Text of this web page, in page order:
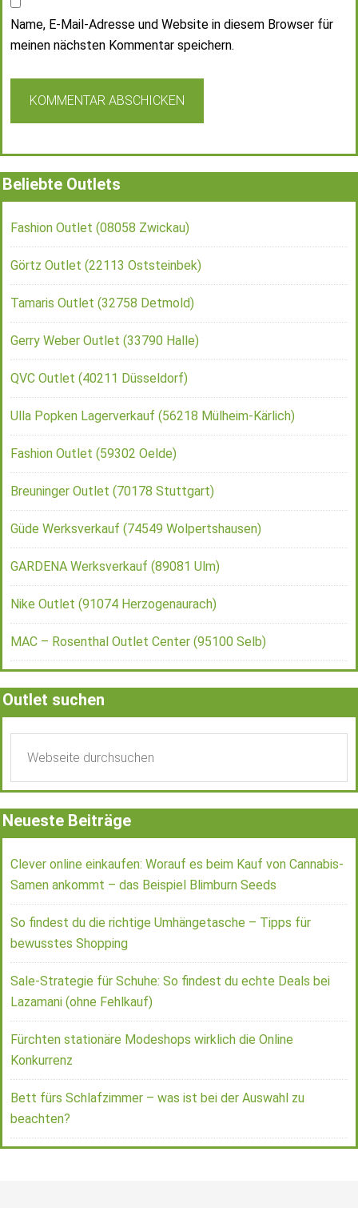
Name, E-Mail-Adresse und Website in diesem Browser für
meinen nächsten Kommentar speichern.
Beliebte Outlets
Fashion Outlet (08058 Zwickau)
Görtz Outlet (22113 Oststeinbek)
Tamaris Outlet (32758 Detmold)
Gerry Weber Outlet (33790 Halle)
QVC Outlet (40211 Düsseldorf)
Ulla Popken Lagerverkauf (56218 Mülheim-Kärlich)
Fashion Outlet (59302 Oelde)
Breuninger Outlet (70178 Stuttgart)
Güde Werksverkauf (74549 Wolpertshausen)
GARDENA Werksverkauf (89081 Ulm)
Nike Outlet (91074 Herzogenaurach)
MAC – Rosenthal Outlet Center (95100 Selb)
Outlet suchen
Neueste Beiträge
Clever online einkaufen: Worauf es beim Kauf von Cannabis-
Samen ankommt – das Beispiel Blimburn Seeds
So findest du die richtige Umhängetasche – Tipps für
bewusstes Shopping
Sale-Strategie für Schuhe: So findest du echte Deals bei
Lazamani (ohne Fehlkauf)
Fürchten stationäre Modeshops wirklich die Online
Konkurrenz
Bett fürs Schlafzimmer – was ist bei der Auswahl zu
beachten?